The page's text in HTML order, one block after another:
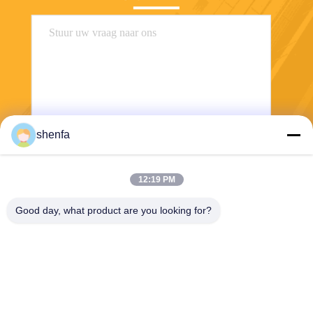
Stuur
shenfa
12:19 PM
Good day, what product are you looking for?